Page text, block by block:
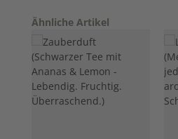
Produktgalerie überspringen
Ähnliche Artikel